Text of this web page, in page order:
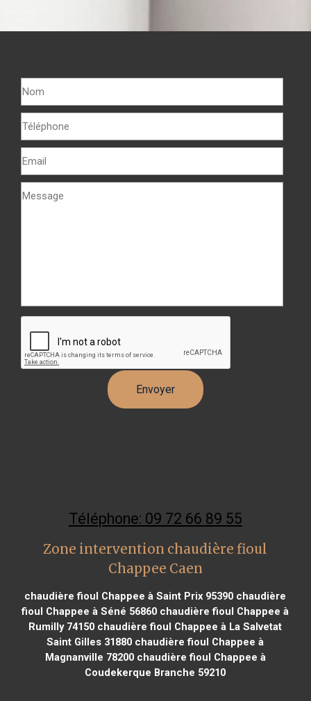
Téléphone: 09 72 66 89 55
Zone intervention chaudière fioul
Chappee Caen
chaudière fioul Chappee à Saint Prix 95390 chaudière
fioul Chappee à Séné 56860 chaudière fioul Chappee à
Rumilly 74150 chaudière fioul Chappee à La Salvetat
Saint Gilles 31880 chaudière fioul Chappee à
Magnanville 78200chaudière fioul Chappee à
Coudekerque Branche 59210